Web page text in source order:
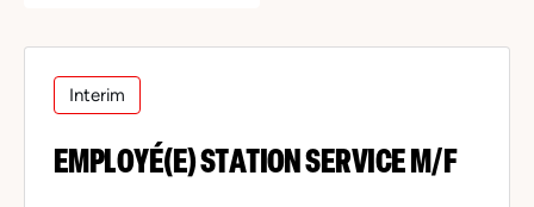
Interim
EMPLOYÉ(E) STATION SERVICE M/F